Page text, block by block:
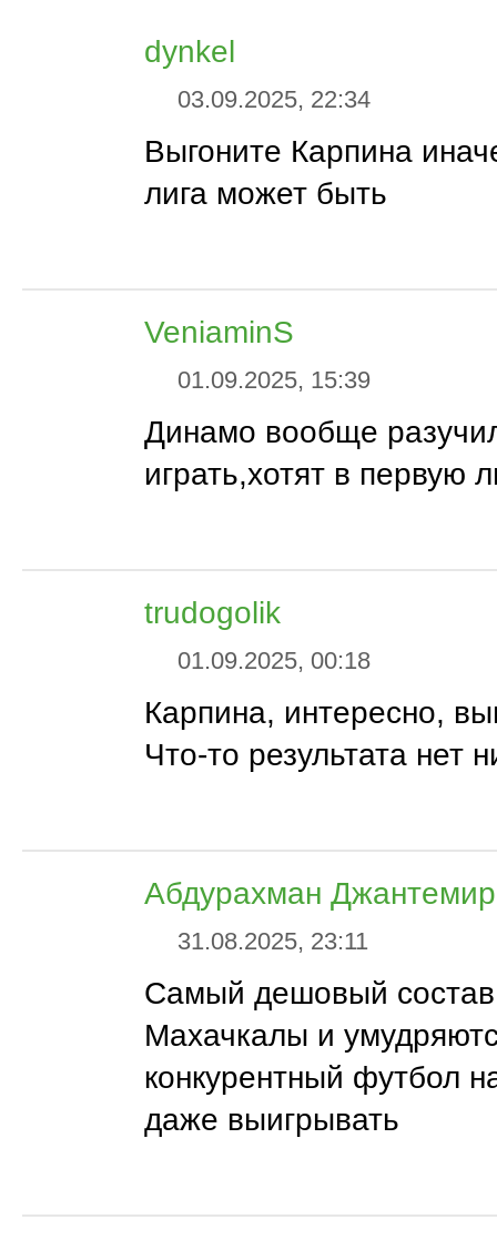
dynkel
03.09.2025, 22:34
Выгоните Карпина
лига может быть
VeniaminS
01.09.2025, 15:39
Динамо вообще
играть,хотят в первую
trudogolik
01.09.2025, 00:18
Карпина, интересно,
Что-то результата нет
Абдурахман
31.08.2025, 23:11
Самый дешовый
Махачкалы и
конкурентный футбол
даже выигрывать